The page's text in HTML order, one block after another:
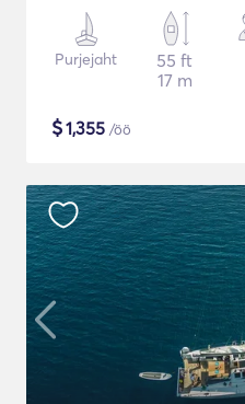
Purjejaht
55 ft
17 m
$1,355 /öö